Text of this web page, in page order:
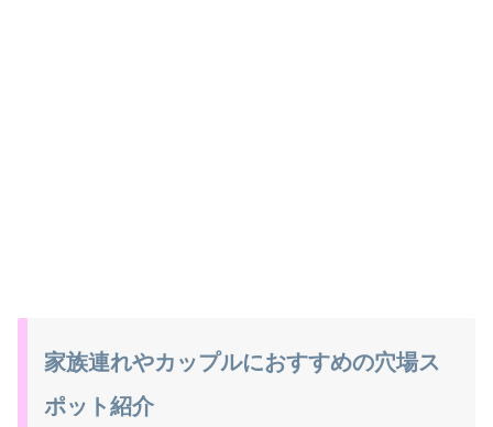
家族連れやカップルにおすすめの穴場ス
ポット紹介